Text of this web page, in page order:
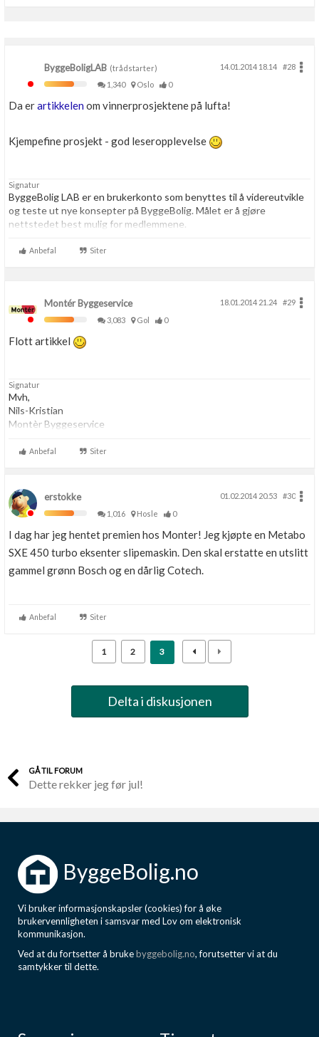
ByggeBoligLAB (trådstarter) 14.01.2014 18.14
#28
1,340
Oslo 0
Da erartikkelen om vinnerprosjektene på lufta!
Kjempefine prosjekt - god leseropplevelse
Signatur
ByggeBolig LAB er en brukerkonto som benyttes til å videreutvikle
og teste ut nye konsepter på ByggeBolig. Målet er å gjøre
nettstedet best mulig for medlemmene.
Anbefal Siter
Montér Byggeservice 18.01.2014 21.24
#29
3,083
Gol 0
Flott artikkel
Signatur
Mvh,
Nils-Kristian
Montèr Byggeservice
Anbefal Siter
erstokke 01.02.2014 20.53
#30
1,016
Hosle 0
I dag har jeg hentet premien hos Monter! Jeg kjøpte en Metabo
SXE 450 turbo eksenter slipemaskin. Den skal erstatte en utslitt
gammel grønn Bosch og en dårlig Cotech.
Anbefal Siter
1 2 3
Delta i diskusjonen
GÅ TIL FORUM
Dette rekker jeg før jul!
ByggeBolig.no
Vi bruker informasjonskapsler (cookies) for å øke
brukervennligheten i samsvar med Lov om elektronisk
kommunikasjon.
Ved at du fortsetter å brukebyggebolig.no, forutsetter vi at du
samtykker til dette.